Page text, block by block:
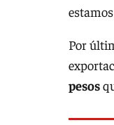
Por
pesos